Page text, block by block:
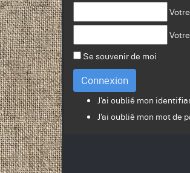
Se souvenir de moi
Connexion
J'ai oublié mon
J'ai oublié mon mot de